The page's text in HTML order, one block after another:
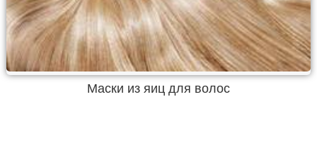
Маски из яиц для волос